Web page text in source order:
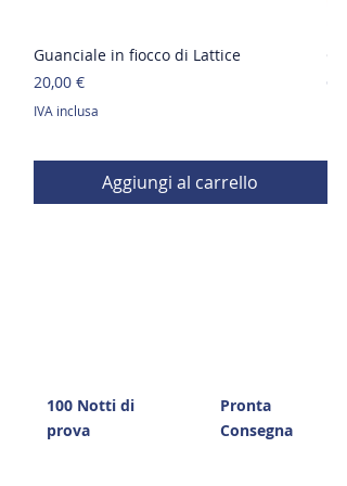
Guanciale in fiocco di Lattice
Prezzo
20,00 €
IVA inclusa
Aggiungi al carrello
100 Notti di
prova
Pronta
Consegna